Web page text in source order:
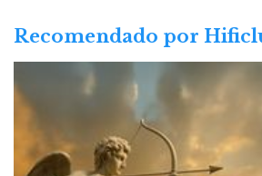
Recomendado por